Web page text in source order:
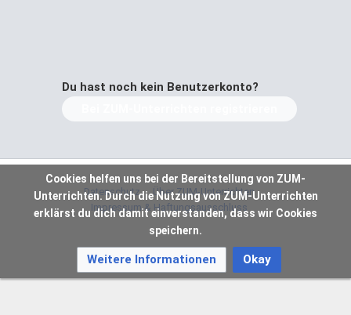
Du hast noch kein Benutzerkonto?
Datenschutz
Über ZUM-Unterrichten
Impressum & Haftungsausschluss
Cookies helfen uns bei der Bereitstellung von ZUM-
Unterrichten. Durch die Nutzung von ZUM-Unterrichten
erklärst du dich damit einverstanden, dass wir Cookies
speichern.
Weitere Informationen Okay